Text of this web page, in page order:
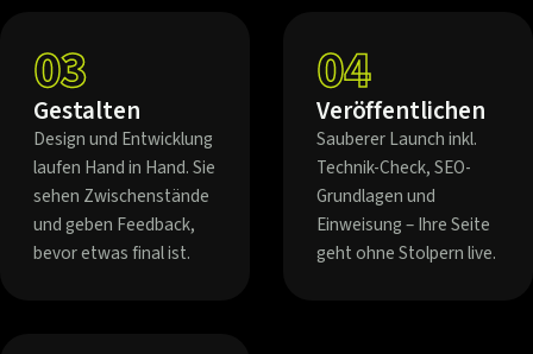
03
Gestalten
Design und Entwicklung
laufen Hand in Hand. Sie
sehen Zwischenstände
und geben Feedback,
bevor etwas final ist.
04
Veröffentlichen
Sauberer Launch inkl.
Technik-Check, SEO-
Grundlagen und
Einweisung – Ihre Seite
geht ohne Stolpern live.